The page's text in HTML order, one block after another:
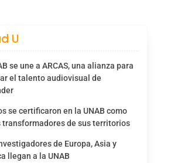
U
se une a ARCAS, una alianza para
el talento audiovisual de
se certificaron en la UNAB como
transformadores de sus territorios
de Europa, Asia y
llegan a la UNAB